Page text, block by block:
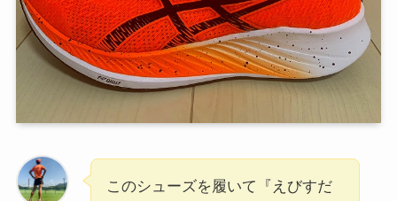
このシューズを履いて『えびすだ